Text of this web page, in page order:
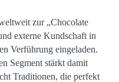
zur „Chocolate
externe Kundschaft in
Verführung eingeladen.
Segment stärkt damit
Traditionen, die perfekt